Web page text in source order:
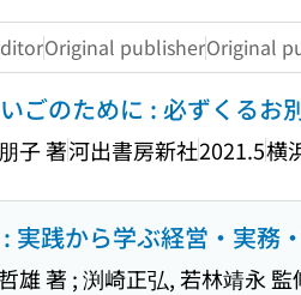
Original publisherOriginal
ごのために : 必ずくるお
子 著河出書房新社2021.5横
実践から学ぶ経営・実務
雄 著 ; 渕崎正弘, 若林靖永 監